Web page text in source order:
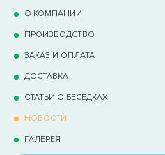
О КОМПАНИИ
ПРОИЗВОДСТВО
ЗАКАЗ И ОПЛАТА
ДОСТАВКА
СТАТЬИ О БЕСЕДКАХ
НОВОСТИ
ГАЛЕРЕЯ